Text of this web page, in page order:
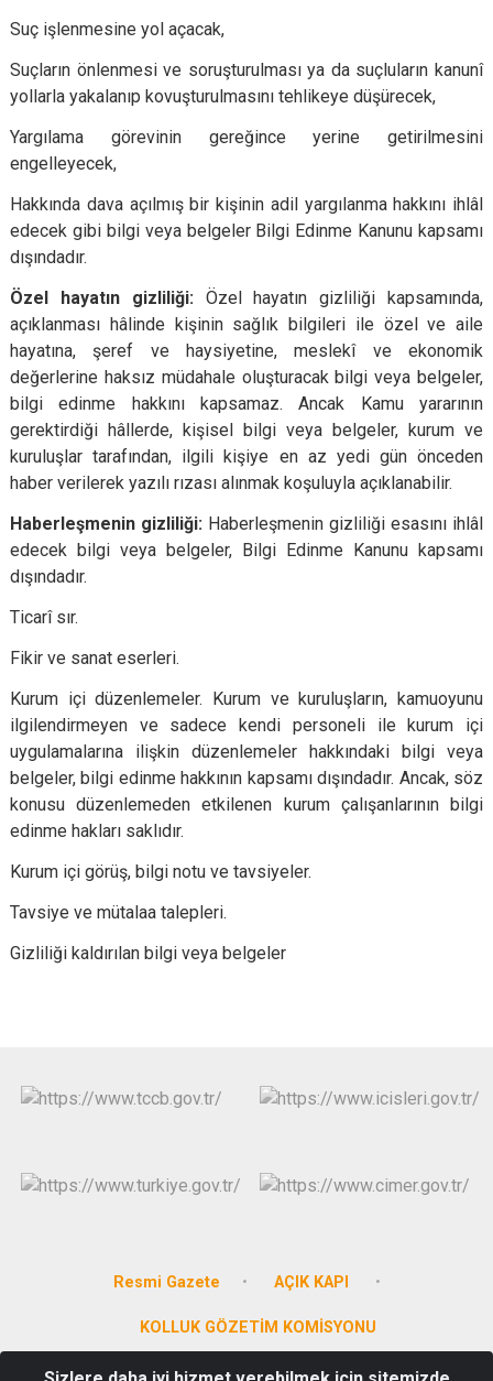
Suç işlenmesine yol açacak,
Suçların önlenmesi ve soruşturulması ya da suçluların kanunî
yollarla yakalanıp kovuşturulmasını tehlikeye düşürecek,
Yargılama görevinin gereğince yerine getirilmesini
engelleyecek,
Hakkında dava açılmış bir kişinin adil yargılanma hakkını ihlâl
edecek gibi bilgi veya belgeler Bilgi Edinme Kanunu kapsamı
dışındadır.
Özel hayatın gizliliği:Özel hayatın gizliliği kapsamında,
açıklanması hâlinde kişinin sağlık bilgileri ile özel ve aile
hayatına, şeref ve haysiyetine, meslekî ve ekonomik
değerlerine haksız müdahale oluşturacak bilgi veya belgeler,
bilgi edinme hakkını kapsamaz. Ancak Kamu yararının
gerektirdiği hâllerde, kişisel bilgi veya belgeler, kurum ve
kuruluşlar tarafından, ilgili kişiye en az yedi gün önceden
haber verilerek yazılı rızası alınmak koşuluyla açıklanabilir.
Haberleşmenin gizliliği: Haberleşmenin gizliliği esasını ihlâl
edecek bilgi veya belgeler, Bilgi Edinme Kanunu kapsamı
dışındadır.
Ticarî sır.
Fikir ve sanat eserleri.
Kurum içi düzenlemeler. Kurum ve kuruluşların, kamuoyunu
ilgilendirmeyen ve sadece kendi personeli ile kurum içi
uygulamalarına ilişkin düzenlemeler hakkındaki bilgi veya
belgeler, bilgi edinme hakkının kapsamı dışındadır. Ancak, söz
konusu düzenlemeden etkilenen kurum çalışanlarının bilgi
edinme hakları saklıdır.
Kurum içi görüş, bilgi notu ve tavsiyeler.
Tavsiye ve mütalaa talepleri.
Gizliliği kaldırılan bilgi veya belgeler
Resmi Gazete AÇIK KAPI
KOLLUK GÖZETİM KOMİSYONU